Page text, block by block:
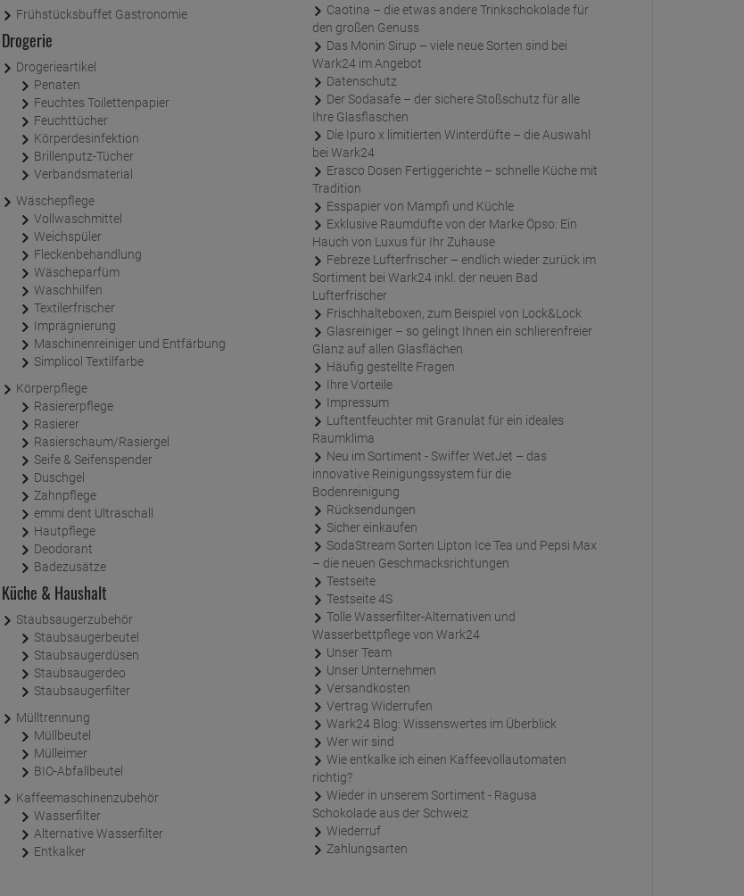
Frühstücksbuffet Gastronomie
Drogerie
Drogerieartikel
Penaten
Feuchtes Toilettenpapier
Feuchttücher
Körperdesinfektion
Brillenputz-Tücher
Verbandsmaterial
Wäschepflege
Vollwaschmittel
Weichspüler
Fleckenbehandlung
Wäscheparfüm
Waschhilfen
Textilerfrischer
Imprägnierung
Maschinenreiniger und Entfärbung
Simplicol Textilfarbe
Körperpflege
Rasiererpflege
Rasierer
Rasierschaum/Rasiergel
Seife & Seifenspender
Duschgel
Zahnpflege
emmi dent Ultraschall
Hautpflege
Deodorant
Badezusätze
Küche & Haushalt
Staubsaugerzubehör
Staubsaugerbeutel
Staubsaugerdüsen
Staubsaugerdeo
Staubsaugerfilter
Mülltrennung
Müllbeutel
Mülleimer
BIO-Abfallbeutel
Kaffeemaschinenzubehör
Wasserfilter
Alternative Wasserfilter
Entkalker
den großen Genuss
Wark24 im Angebot
Datenschutz
Ihre Glasflaschen
bei Wark24
Tradition
Esspapier von Mampfi und Küchle
Hauch von Luxus für Ihr Zuhause
Sortiment bei Wark24 inkl. der neuen Bad
Lufterfrischer
Frischhalteboxen, zum Beispiel von Lock&Lock
Glanz auf allen Glasflächen
Häufig gestellte Fragen
Ihre Vorteile
Impressum
Raumklima
innovative Reinigungssystem für die
Bodenreinigung
Rücksendungen
Sicher einkaufen
– die neuen Geschmacksrichtungen
Testseite
Testseite 4S
Tolle Wasserfilter-Alternativen und
Wasserbettpflege von Wark24
Unser Team
Unser Unternehmen
Versandkosten
Vertrag Widerrufen
Wark24 Blog: Wissenswertes im Überblick
Wer wir sind
Wie entkalke ich einen Kaffeevollautomaten
richtig?
Wieder in unserem Sortiment - Ragusa
Schokolade aus der Schweiz
Wiederruf
Zahlungsarten